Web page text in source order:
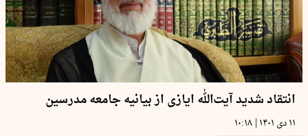
انتقاد شدید آیت‌الله ایازی از بیانیه جامعه مدرسین
۱۱ دی ۱۴۰۱ | ۱۰:۱۸